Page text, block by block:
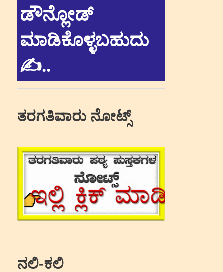
ಡೌನ್ಲೋಡ್
ಮಾಡಿಕೊಳ್ಳಬಹುದು
✍..
ತರಗತಿವಾರು ನೋಟ್ಸ್
ನಲಿ-ಕಲಿ